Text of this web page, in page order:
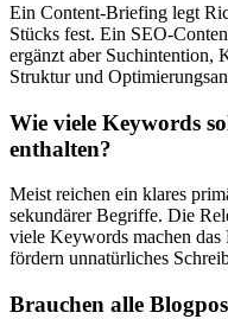
Ein Content-Briefing legt
Stücks fest. Ein SEO-
ergänzt aber Suchintention,
Struktur und
Wie viele Keywords
enthalten?
Meist reichen ein klares
sekundärer Begriffe. Die
viele Keywords machen
fördern unnatürliches
Brauchen alle